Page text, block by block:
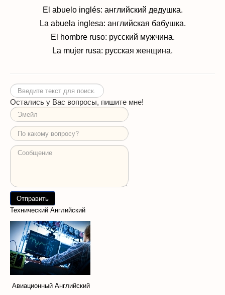
El abuelo ingl és: английский дедушка.
La abuela inglesa: английская бабушка.
El hombre ruso: русский мужчина.
La mujer rusa: русская женщина.
Искать...
Остались у Вас вопросы, пишите мне!
Технический Английский
Авиационный Английский